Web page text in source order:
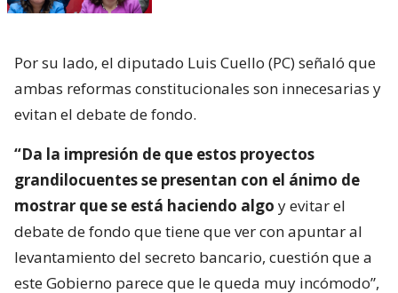
Por su lado, el diputado Luis Cuello (PC) señaló que
ambas reformas constitucionales son innecesarias y
evitan el debate de fondo.
“Da la impresión de que estos proyectos
grandilocuentes se presentan con el ánimo de
mostrar que se está haciendo algo y evitar el
debate de fondo que tiene que ver con apuntar al
levantamiento del secreto bancario, cuestión que a
este Gobierno parece que le queda muy incómodo”,